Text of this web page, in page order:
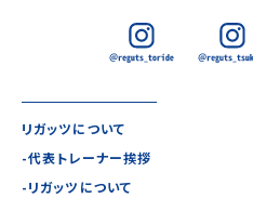
リガッツについて
-代表トレーナー挨拶
-リガッツについて